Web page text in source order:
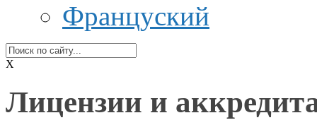
Француский
X
Лицензии и